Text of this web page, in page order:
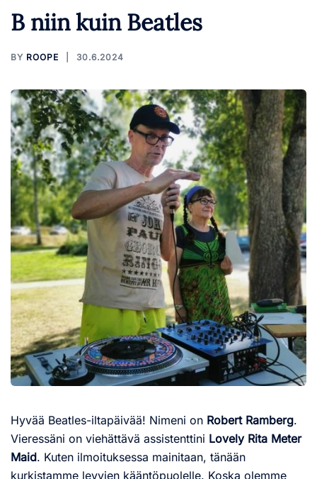
B niin kuin Beatles
BY ROOPE 30.6.2024
Hyvää Beatles-iltapäivää! Nimeni on Robert Ramberg.
Vieressäni on viehättävä assistenttini Lovely Rita Meter
Maid. Kuten ilmoituksessa mainitaan, tänään
kurkistamme levyjen kääntöpuolelle. Koska olemme